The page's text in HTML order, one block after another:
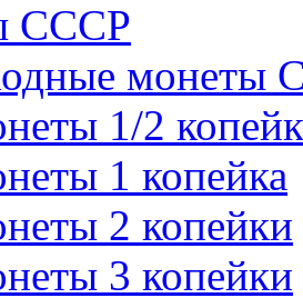
СССР
монеты
1/2
1 копейка
2 копейки
3 копейки